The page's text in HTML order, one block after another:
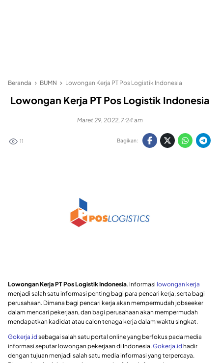
Beranda BUMN Lowongan Kerja PT Pos Logistik Indonesia
Lowongan Kerja PT Pos Logistik Indonesia
Maret 29, 2022, 7:24 am
11 Bagikan:
Lowongan Kerja PT Pos Logistik Indonesia. Informasi lowongan kerja
menjadi salah satu informasi penting bagi para pencari kerja, serta bagi
perusahaan. Dimana bagi pencari kerja akan mempermudah jobseeker
dalam mencari pekerjaan, dan bagi perusahaan akan mempermudah
mendapatkan kadidat atau calon tenaga kerja dalam waktu singkat.
Gokerja.id sebagai salah satu portal online yang berfokus pada media
informasi seputar lowongan pekerjaan di Indonesia. Gokerja.id hadir
dengan tujuan menjadi salah satu media informasi yang terpercaya.